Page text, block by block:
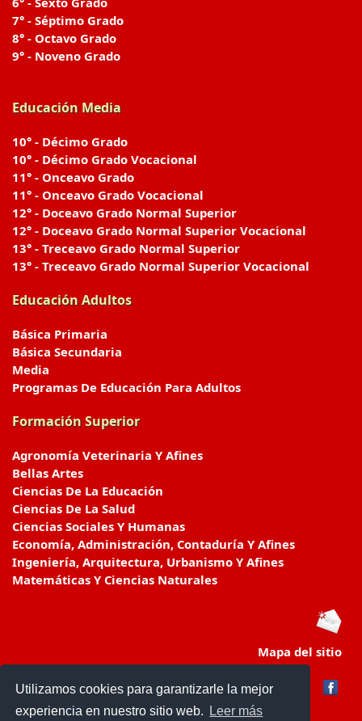
Utilizamos cookies para garantizarle la mejor
experiencia en nuestro sitio web.
Leer más
7° - Séptimo Grado
8° - Octavo Grado
9° - Noveno Grado
Educación Media
10° - Décimo Grado
10° - Décimo Grado Vocacional
11° - Onceavo Grado
11° - Onceavo Grado Vocacional
12° - Doceavo Grado Normal Superior
12° - Doceavo Grado Normal Superior Vocacional
13° - Treceavo Grado Normal Superior
13° - Treceavo Grado Normal Superior Vocacional
Educación Adultos
Básica Primaria
Básica Secundaria
Media
Programas De Educación Para Adultos
Formación Superior
Agronomía Veterinaria Y Afines
Bellas Artes
Ciencias De La Educación
Ciencias De La Salud
Ciencias Sociales Y Humanas
Economía, Administración, Contaduría Y Afines
Ingeniería, Arquitectura, Urbanismo Y Afines
Matemáticas Y Ciencias Naturales
Mapa del sitio